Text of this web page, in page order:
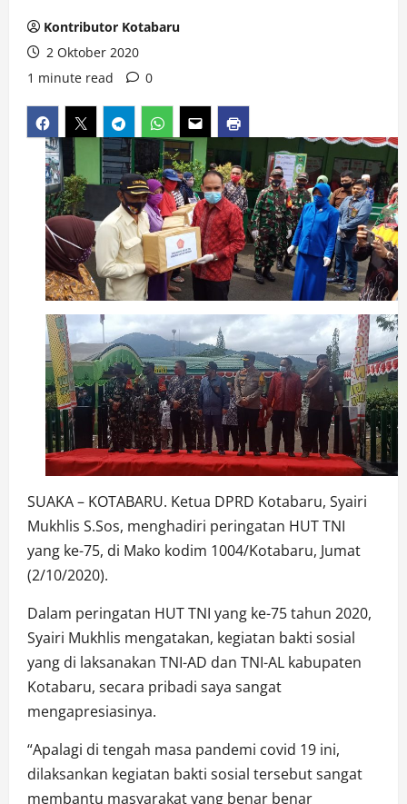
Kontributor Kotabaru
2 Oktober 2020
1 minute read
0
SUAKA – KOTABARU. Ketua DPRD Kotabaru, Syairi
Mukhlis S.Sos, menghadiri peringatan HUT TNI
yang ke-75, di Mako kodim 1004/Kotabaru, Jumat
(2/10/2020).
Dalam peringatan HUT TNI yang ke-75 tahun 2020,
Syairi Mukhlis mengatakan, kegiatan bakti sosial
yang di laksanakan TNI-AD dan TNI-AL kabupaten
Kotabaru, secara pribadi saya sangat
mengapresiasinya.
“Apalagi di tengah masa pandemi covid 19 ini,
dilaksankan kegiatan bakti sosial tersebut sangat
membantu masyarakat yang benar benar